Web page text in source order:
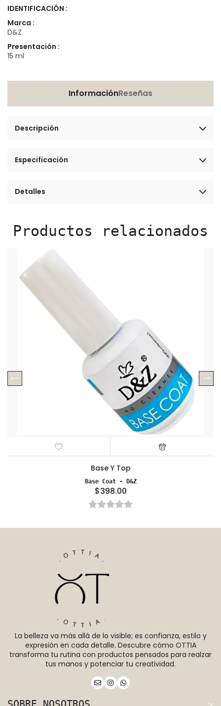
IDENTIFICACIÓN :
Marca :
D&Z
Presentación :
15 ml
InformaciónReseñas
Descripción
Especificación
Detalles
Productos relacionados
Base Y Top
Base Coat - D&Z
$398.00
La belleza va más allá de lo visible; es confianza, estilo y
expresión en cada detalle. Descubre cómo OTTIA
transforma tu rutina con productos pensados para realzar
tus manos y potenciar tu creatividad.